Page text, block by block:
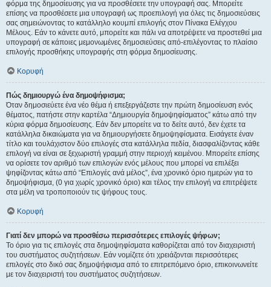
φόρμα της δημοσίευσης για να προσθέσετε την υπογραφή σας. Μπορείτε
επίσης να προσθέσετε μια υπογραφή ως προεπιλογή για όλες τις δημοσιεύσεις
σας σημειώνοντας το κατάλληλο κουμπί επιλογής στον Πίνακα Ελέγχου
Μέλους. Εάν το κάνετε αυτό, μπορείτε και πάλι να αποτρέψετε να προστεθεί μια
υπογραφή σε κάποιες μεμονωμένες δημοσιεύσεις από-επιλέγοντας το πλαίσιο
επιλογής προσθήκης υπογραφής στη φόρμα δημοσίευσης.
Κορυφή
Πώς δημιουργώ ένα δημοψήφισμα;
Όταν δημοσιεύετε ένα νέο θέμα ή επεξεργάζεστε την πρώτη δημοσίευση ενός
θέματος, πατήστε στην καρτέλα “Δημιουργία δημοψηφίσματος” κάτω από την
κύρια φόρμα δημοσίευσης. Εάν δεν μπορείτε να το δείτε αυτό, δεν έχετε τα
κατάλληλα δικαιώματα για να δημιουργήσετε δημοψηφίσματα. Εισάγετε έναν
τίτλο και τουλάχιστον δύο επιλογές στα κατάλληλα πεδία, διασφαλίζοντας κάθε
επιλογή να είναι σε ξεχωριστή γραμμή στην περιοχή κειμένου. Μπορείτε επίσης
να ορίσετε τον αριθμό των επιλογών ενός μέλους που μπορεί να επιλέξει
ψηφίζοντας κάτω από “Επιλογές ανά μέλος”, ένα χρονικό όριο ημερών για το
δημοψήφισμα, (0 για χωρίς χρονικό όριο) και τέλος την επιλογή να επιτρέψετε
στα μέλη να τροποποιούν τις ψήφους τους.
Κορυφή
Γιατί δεν μπορώ να προσθέσω περισσότερες επιλογές ψήφων;
Το όριο για τις επιλογές στα δημοψηφίσματα καθορίζεται από τον διαχειριστή
του συστήματος συζητήσεων. Εάν νομίζετε ότι χρειάζονται περισσότερες
επιλογές στο δικό σας δημοψήφισμα από το επιτρεπόμενο όριο, επικοινωνείτε
με τον διαχειριστή του συστήματος συζητήσεων.